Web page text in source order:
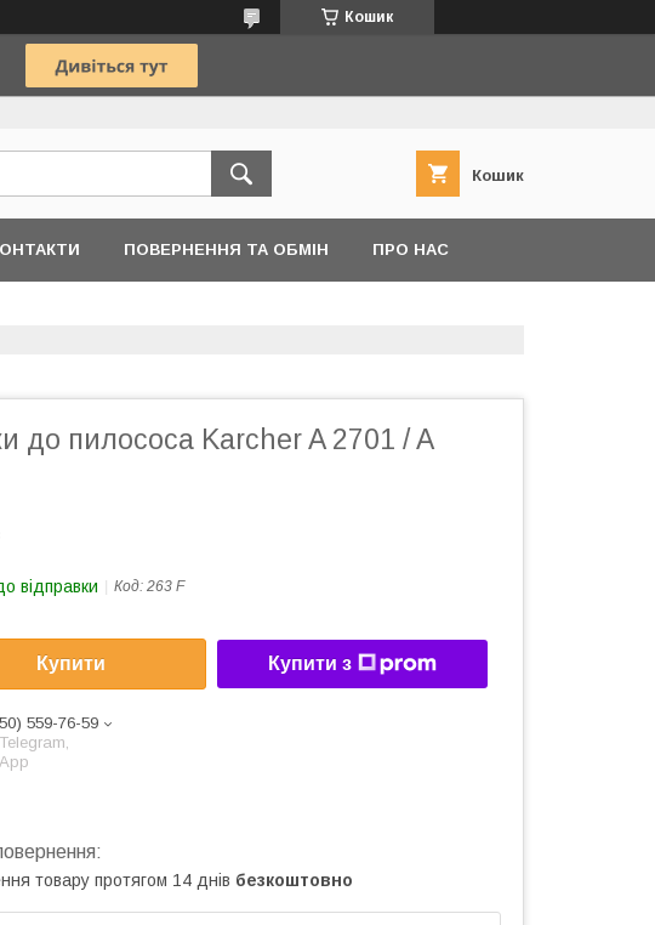
Кошик
Кошик
ПОВЕРНЕННЯ ТА ОБМІН ПРО НАС
до пилососа Karcher A 2701 / A
відправки Код: 263 F
Купити Купити з
559-76-59
товару протягом 14 днів безкоштовно